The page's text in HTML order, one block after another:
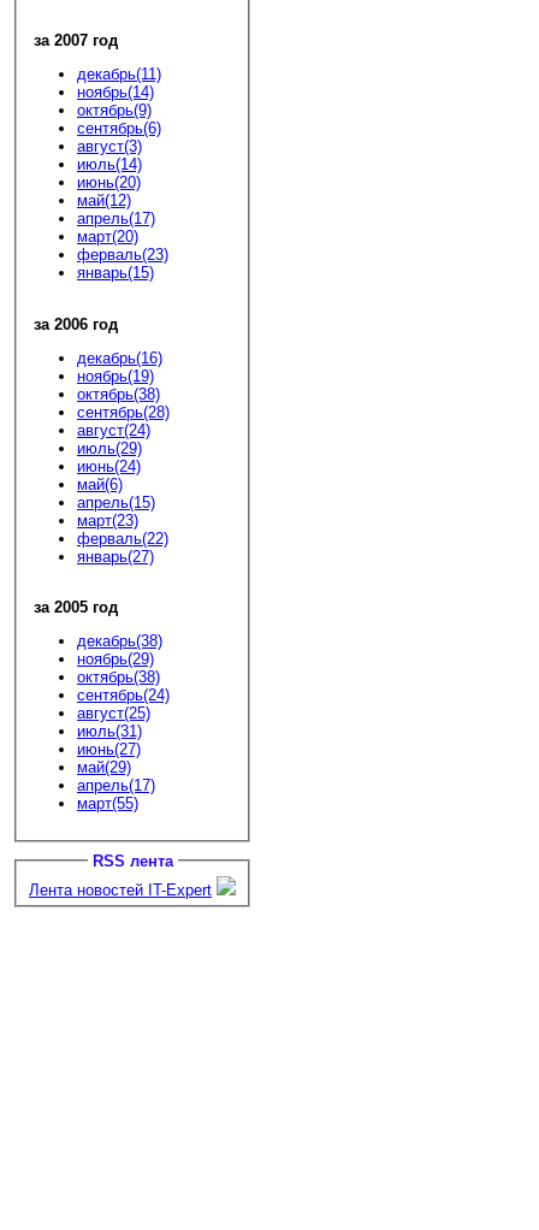
за 2007 год
декабрь(11)
ноябрь(14)
октябрь(9)
сентябрь(6)
август(3)
июль(14)
июнь(20)
май(12)
апрель(17)
март(20)
ферваль(23)
январь(15)
за 2006 год
декабрь(16)
ноябрь(19)
октябрь(38)
сентябрь(28)
август(24)
июль(29)
июнь(24)
май(6)
апрель(15)
март(23)
ферваль(22)
январь(27)
за 2005 год
декабрь(38)
ноябрь(29)
октябрь(38)
сентябрь(24)
август(25)
июль(31)
июнь(27)
май(29)
апрель(17)
март(55)
RSS лента
Лента новостей IT-Expert